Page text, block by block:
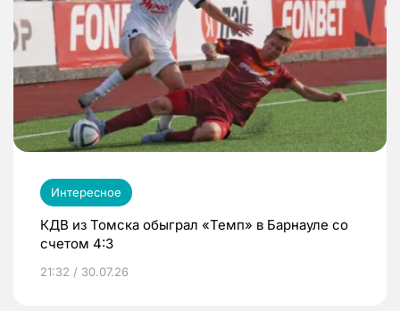
Интересное
КДВ из Томска обыграл «Темп» в Барнауле со
счетом 4:3
21:32 / 30.07.26